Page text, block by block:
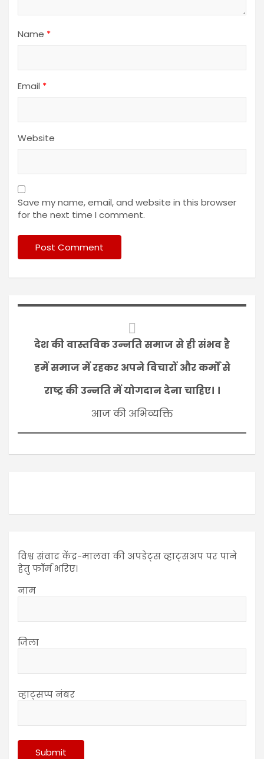
Name *
Email *
Website
Save my name, email, and website in this browser
for the next time I comment.
देश की वास्तविक उन्नति समाज से ही संभव है
हमें समाज में रहकर अपने विचारों और कर्मों से
राष्ट्र की उन्नति में योगदान देना चाहिए। ।
आज की अभिव्यक्ति
विश्व संवाद केंद्र-मालवा की अपडेट्स व्हाट्सअप पर पाने
हेतु फॉर्म भरिए।
नाम
जिला
व्हाट्सप्प नंबर